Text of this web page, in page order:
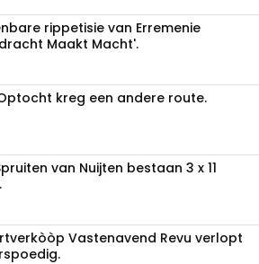
rippetisie van Erremenie
Maakt Macht'.
kreg een andere route.
van Nuijten bestaan 3 x 11
Vastenavend Revu verlopt